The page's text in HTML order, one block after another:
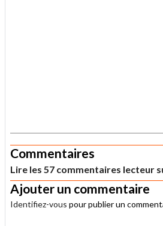
Commentaires
Lire les 57 commentaires lecteur
Ajouter un commentaire
Identifiez-vous pour publier un